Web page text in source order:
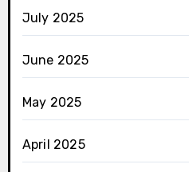
July 2025
June 2025
May 2025
April 2025